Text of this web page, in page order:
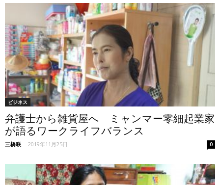
ビジネス
弁護士から雑貨屋へ ミャンマー零細起業家
が語るワークライフバランス
三橋咲 - 2019年11月25日 0